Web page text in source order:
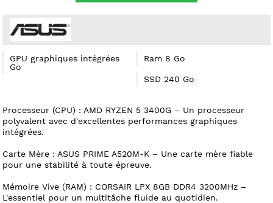
GPU graphiques intégrées
Go
Ram 8 Go
SSD 240 Go
Processeur (CPU) : AMD RYZEN 5 3400G – Un processeur
polyvalent avec d'excellentes performances graphiques
intégrées.
Carte Mère : ASUS PRIME A520M-K – Une carte mère fiable
pour une stabilité à toute épreuve.
Mémoire Vive (RAM) : CORSAIR LPX 8GB DDR4 3200MHz –
L'essentiel pour un multitâche fluide au quotidien.